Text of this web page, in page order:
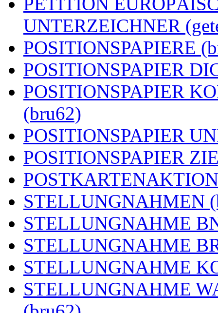
UNTERZEICHNER
POSITIONSPAPIERE
POSITIONSPAPIER
POSITIONSPAPIER
(bru62)
POSITIONSPAPIER
POSITIONSPAPIER
STELLUNGNAHMEN
STELLUNGNAHME
STELLUNGNAHME
STELLUNGNAHME
STELLUNGNAHME